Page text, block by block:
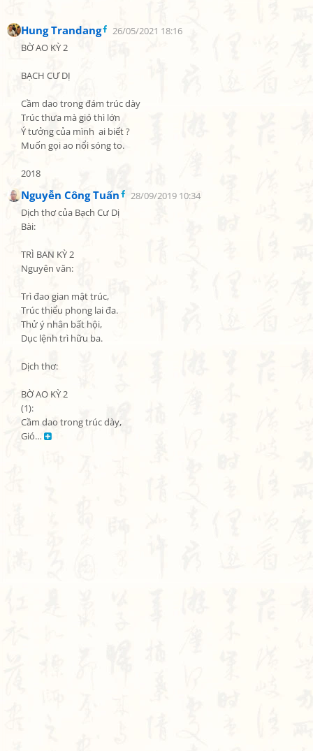
Hung Trandang
26/05/2021 18:16
BỜ AO KỲ 2
BẠCH CƯ DỊ
Cầm dao trong đám trúc dày
Trúc thưa mà gió thì lớn
Ý tưởng của mình  ai biết ?
Muốn gọi ao nổi sóng to.
2018
Nguyễn Công Tuấn
28/09/2019 10:34
Dịch thơ của Bạch Cư Dị
Bài:
TRÌ BAN KỲ 2
Nguyên văn:
Trì đao gian mật trúc,
Trúc thiểu phong lai đa.
Thử ý nhân bất hội,
Dục lệnh trì hữu ba.
Dịch thơ:
BỜ AO KỲ 2
(1):
Cầm dao trong trúc dày,
Gió…